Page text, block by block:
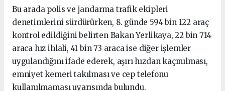
Bu arada polis ve jandarma trafik ekipleri
denetimlerini sürdürürken, 8. günde 594 bin 122 araç
kontrol edildiğini belirten Bakan Yerlikaya, 22 bin 714
araca hız ihlali, 41 bin 73 araca ise diğer işlemler
uygulandığını ifade ederek, aşırı hızdan kaçınılması,
emniyet kemeri takılması ve cep telefonu
kullanılmaması uyarısında bulundu.